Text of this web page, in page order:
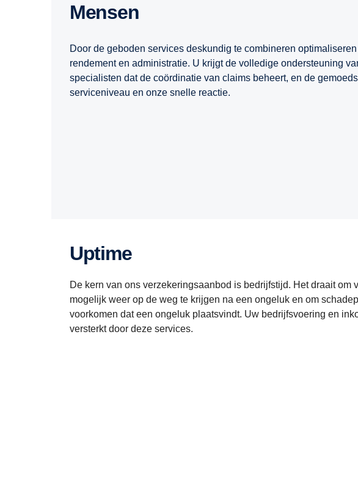
Mensen
Door de geboden services deskundig te combineren
rendement en administratie. U krijgt de volledige ondersteuning
specialisten dat de coördinatie van claims beheert, en de
serviceniveau en onze snelle reactie.
Uptime
De kern van ons verzekeringsaanbod is bedrijfstijd. Het draait om
mogelijk weer op de weg te krijgen na een ongeluk en om
voorkomen dat een ongeluk plaatsvindt. Uw bedrijfsvoering en
versterkt door deze services.